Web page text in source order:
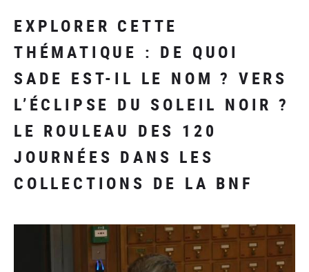
EXPLORER CETTE
THÉMATIQUE : DE QUOI
SADE EST-IL LE NOM ? VERS
L’ÉCLIPSE DU SOLEIL NOIR ?
LE ROULEAU DES 120
JOURNÉES DANS LES
COLLECTIONS DE LA BNF